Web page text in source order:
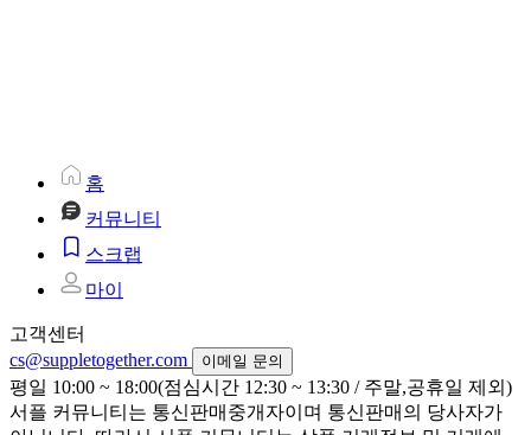
홈
커뮤니티
스크랩
마이
고객센터
cs@suppletogether.com
이메일 문의
평일 10:00 ~ 18:00(점심시간 12:30 ~ 13:30 / 주말,공휴일 제외)
서플 커뮤니티는 통신판매중개자이며 통신판매의 당사자가